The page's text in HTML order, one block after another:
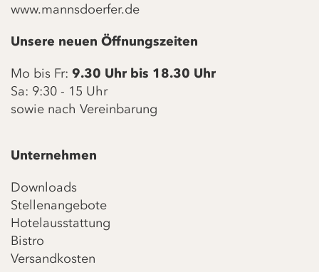
www.mannsdoerfer.de
Unsere neuen Öffnungszeiten
Mo bis Fr: 9.30 Uhr bis 18.30 Uhr
Sa: 9:30 - 15 Uhr
sowie nach Vereinbarung
Unternehmen
Downloads
Stellenangebote
Hotelausstattung
Bistro
Versandkosten